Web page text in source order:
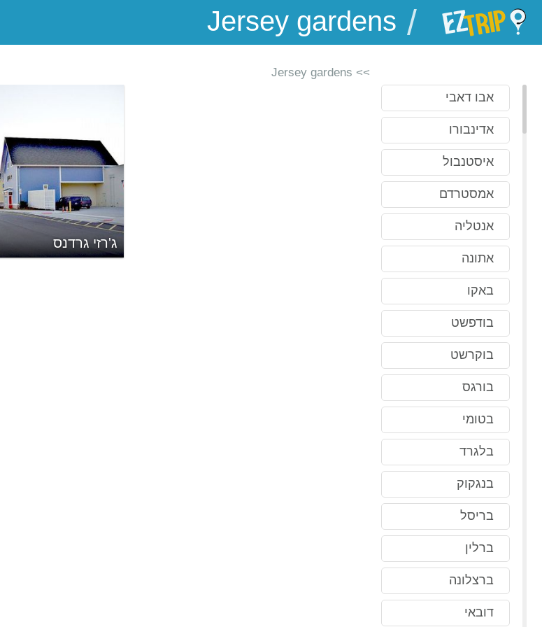
EZTrip
/
אבו דאבי
אדינבורו
איסטנבול
אמסטרדם
אנטליה
אתונה
באקו
בודפשט
בוקרשט
בורגס
בטומי
בלגרד
בנגקוק
בריסל
ברלין
ברצלונה
דובאי
>> Jersey gardens
ג'רזי גרדנס